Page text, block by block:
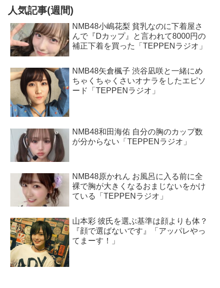
人気記事(週間)
NMB48小嶋花梨 貧乳なのに下着屋さ
んで『Dカップ』と言われて8000円の
補正下着を買った「TEPPENラジオ」
NMB48矢倉楓子 渋谷凪咲と一緒にめ
ちゃくちゃくさいオナラをしたエピソ
ード「TEPPENラジオ」
NMB48和田海佑 自分の胸のカップ数
が分からない「TEPPENラジオ」
NMB48原かれん お風呂に入る前に全
裸で胸が大きくなるおまじないをかけ
ている「TEPPENラジオ」
山本彩 彼氏を選ぶ基準は顔よりも体？
『顔で選ばないです』「アッパレやっ
てまーす！」